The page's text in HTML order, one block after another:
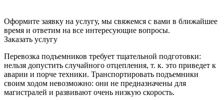
Оформите заявку на услугу, мы свяжемся с вами в ближайшее
время и ответим на все интересующие вопросы.
Заказать услугу
Перевозка подъемников требует тщательной подготовки:
нельзя допустить случайного отцепления, т. к. это приведет к
аварии и порче техники. Транспортировать подъемники
своим ходом невозможно: они не предназначены для
магистралей и развивают очень низкую скорость.